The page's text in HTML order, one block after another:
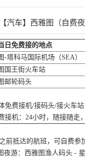
汽车】西雅图（自费
日免费接的地点
-塔科马国际机场（SEA）
国王街火车站
邮轮码头
免费接机/接码头/接火车
接机：24小时，随接随走
前抵达的航班，可自费参
夜游：西雅图渔人码头 -